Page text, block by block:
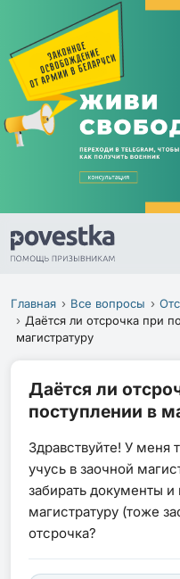
Главная Все вопросы
Даётся ли отсрочка при
магистратуру
Даётся ли
поступлении в
Здравствуйте! У меня
учусь в заочной
забирать документы и
магистратуру (тоже
отсрочка?